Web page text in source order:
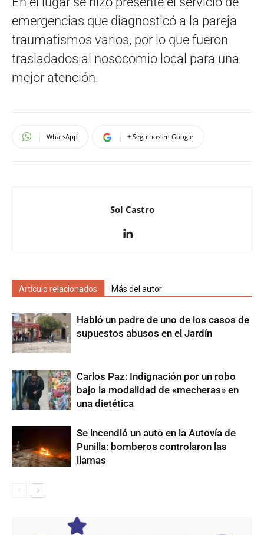
emergencias que diagnosticó a la pareja
traumatismos varios, por lo que fueron
trasladados al nosocomio local para una
mejor atención.
WhatsApp + Seguinos en Google
Sol Castro
Artículo relacionados Más del autor
Habló un padre de uno de los casos de
supuestos abusos en el Jardín
Carlos Paz: Indignación por un robo
bajo la modalidad de «mecheras» en
una dietética
Se incendió un auto en la Autovía de
Punilla: bomberos controlaron las
llamas